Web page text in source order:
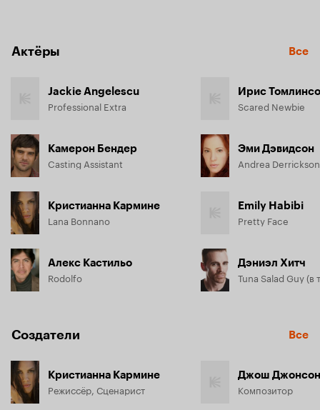
Актёры Все
Jackie Angelescu
Professional Extra
Камерон Бендер
Casting Assistant
Кристианна Кармине
Lana Bonnano
Алекс Кастильо
Rodolfo
Ирис
Scared Newbie
Эми Дэвидсон
Andrea Derrickson
Emily Habibi
Pretty Face
Дэниэл Хитч
Создатели Все
Кристианна Кармине
Режиссёр, Сценарист
Джош Джонсон
Композитор